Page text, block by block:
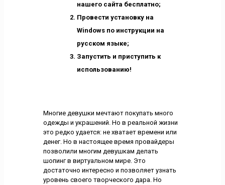
нашего сайта бесплатно;
Провести установку на
Windows по инструкции на
русском языке;
Запустить и приступить к
использованию!
Многие девушки мечтают покупать много
одежды и украшений. Но в реальной жизни
это редко удается: не хватает времени или
денег. Но в настоящее время провайдеры
позволили многим девушкам делать
шопинг в виртуальном мире. Это
достаточно интересно и позволяет узнать
уровень своего творческого дара. Но